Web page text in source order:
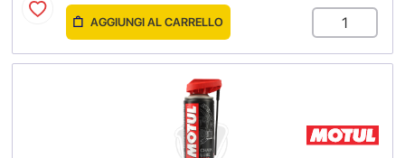
AGGIUNGI AL CARRELLO